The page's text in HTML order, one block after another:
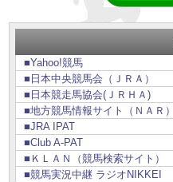
■Yahoo!競馬
■日本中央競馬会（ＪＲＡ）
■日本競走馬協会(ＪＲＨＡ)
■地方競馬情報サイト（ＮＡＲ）
■JRA IPAT
■Club A-PAT
■ＫＬＡＮ（競馬検索サイト）
■競馬実況中継 ラジオNIKKEI